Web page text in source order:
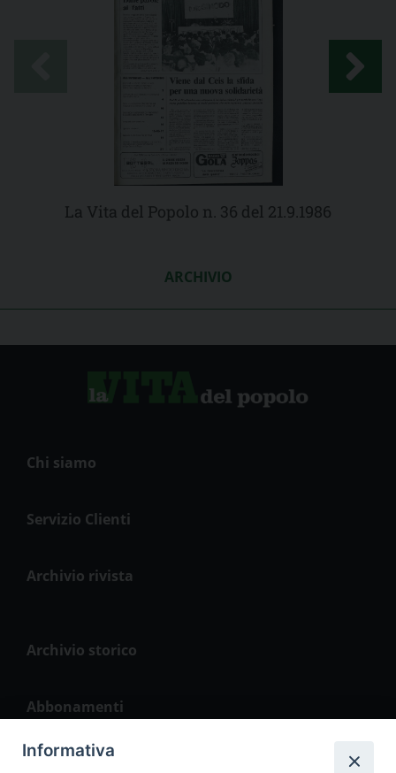
La Vita del Popolo n. 36 del 21.9.1986
ARCHIVIO
Chi siamo
Servizio Clienti
Archivio rivista
Archivio storico
Abbonamenti
Informativa